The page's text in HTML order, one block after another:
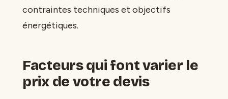
contraintes techniques et objectifs
énergétiques.
Facteurs qui font varier le
prix de votre devis